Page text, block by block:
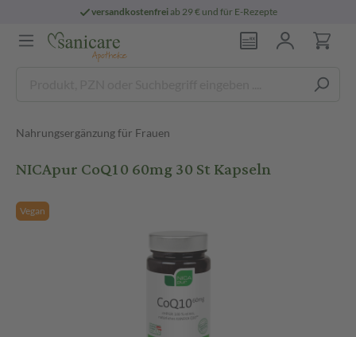
versandkostenfreiab 29 € und für E-Rezepte
Nahrungsergänzung für Frauen
NICApur CoQ10 60mg 30 St Kapseln
Vegan